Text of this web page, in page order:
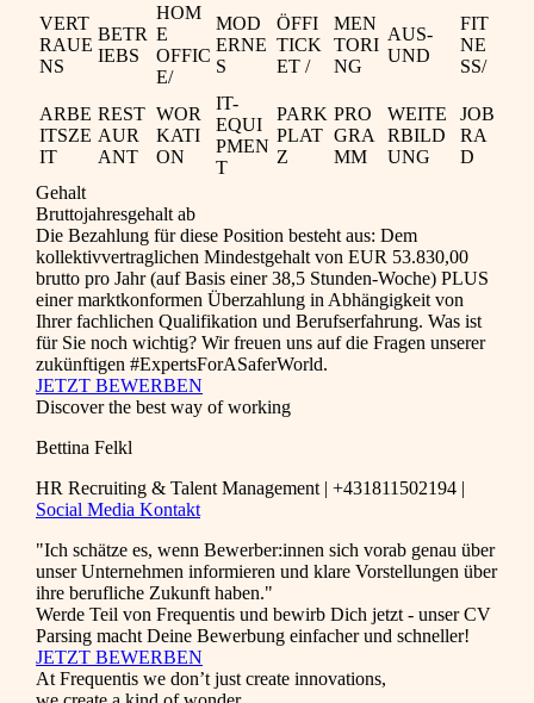
VERT
RAUE
NS
BETR
IEBS
HOM
E
OFFIC
E/
MOD
ERNE
S
ÖFFI
TICK
ET /
MEN
TORI
NG
AUS-
UND
FIT
NE
SS/
ARBE
ITSZE
IT
REST
AUR
ANT
WOR
KATI
ON
IT-
EQUI
PMEN
T
PARK
PLAT
Z
PRO
GRA
MM
WEITE
RBILD
UNG
JOB
RA
D
Gehalt
Bruttojahresgehalt ab
Die Bezahlung für diese Position besteht aus: Dem
kollektivvertraglichen Mindestgehalt von EUR 53.830,00
brutto pro Jahr (auf Basis einer 38,5 Stunden-Woche) PLUS
einer marktkonformen Überzahlung in Abhängigkeit von
Ihrer fachlichen Qualifikation und Berufserfahrung. Was ist
für Sie noch wichtig? Wir freuen uns auf die Fragen unserer
zukünftigen #ExpertsForASaferWorld.
JETZT BEWERBEN
Discover the best way of working
Bettina Felkl
HR Recruiting & Talent Management | +431811502194 |
Social Media Kontakt
"Ich schätze es, wenn Bewerber:innen sich vorab genau über
unser Unternehmen informieren und klare Vorstellungen über
ihre berufliche Zukunft haben."
Werde Teil von Frequentis und bewirb Dich jetzt - unser CV
Parsing macht Deine Bewerbung einfacher und schneller!
JETZT BEWERBEN
At Frequentis we don’t just create innovations,